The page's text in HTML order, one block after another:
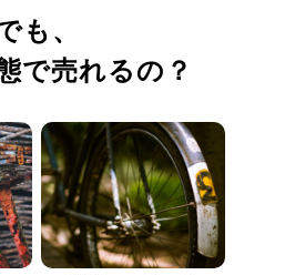
も、
で売れるの？